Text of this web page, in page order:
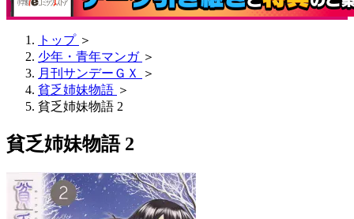
トップ ＞
少年・青年マンガ ＞
月刊サンデーＧＸ
＞
貧乏姉妹物語 ＞
貧乏姉妹物語 2
貧乏姉妹物語 2